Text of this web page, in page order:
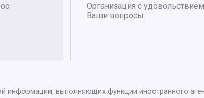
Организация с
Ваши вопросы.
информации, выполняющих функции иностранного